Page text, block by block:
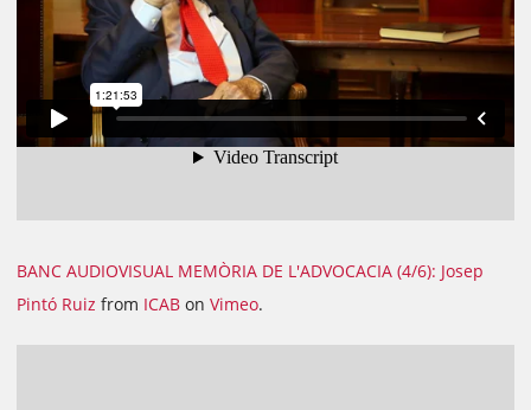
BANC AUDIOVISUAL MEMÒRIA DE L'ADVOCACIA (4/6): Josep
Pintó Ruiz from ICAB on Vimeo.